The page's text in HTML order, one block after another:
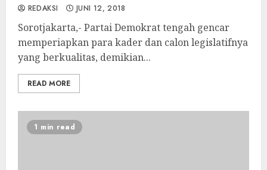
REDAKSI JUNI 12, 2018
Sorotjakarta,- Partai Demokrat tengah gencar
memperiapkan para kader dan calon legislatifnya
yang berkualitas, demikian...
READ MORE
1 min read